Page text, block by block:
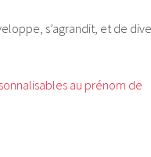
s’agrandit, et de
au prénom de